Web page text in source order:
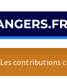
Les contributions